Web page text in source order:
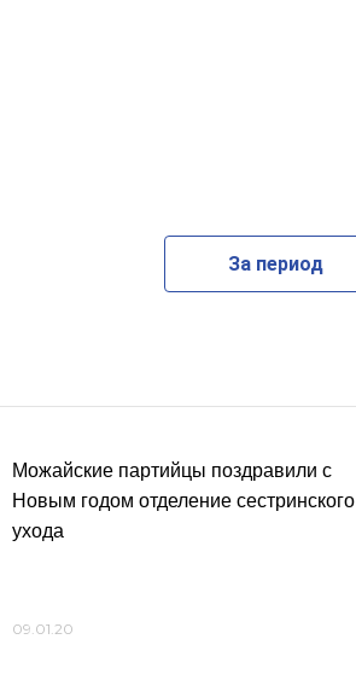
За период
Можайские партийцы поздравили с
Новым годом отделение сестринского
ухода
09.01.20